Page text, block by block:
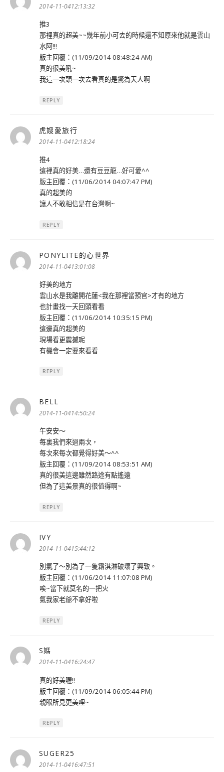
示:
2014-11-0412:13:32
推3
那裡真的超美~~幾年前小可去的時候還不知原來他就是雲山
水阿!!!
版主回覆：(11/09/2014 08:48:24 AM)
真的很美吼~
我這一次頭一次去看真的是驚為天人啊
REPLY
虎嫂愛旅行
示:
2014-11-0412:18:24
推4
這裡真的好美…還有豆豆龍…好可愛^^
版主回覆：(11/06/2014 04:07:47 PM)
真的超美的
讓人不敢相信是在台灣啊~
REPLY
PONYLITE的心世界
2014-11-0413:01:08
好美的地方
雲山水是我離開花蓮<我在那裡當預官>才有的地方
也計畫找一天回頭看看
版主回覆：(11/06/2014 10:35:15 PM)
這邊真的超美的
現場看更震撼呢
有機會一定要來看看
REPLY
BELL
示:
2014-11-0414:50:24
午安安～
每裏我們來過兩次，
每次來每次都覺得好美～^^
版主回覆：(11/09/2014 08:53:51 AM)
真的很美這邊雖然路途有點遙遠
但為了這美景真的很值得啊~
REPLY
IVY
示:
2014-11-0415:44:12
別氣了～別為了一隻霜淇淋破壞了興致。
版主回覆：(11/06/2014 11:07:08 PM)
唉~當下就莫名的一把火
氣我家老爺不拿好啦
REPLY
S媽
示:
2014-11-0416:24:47
真的好美喔!!
版主回覆：(11/09/2014 06:05:44 PM)
親眼所見更美哩~
REPLY
SUGER25
示:
2014-11-0416:47:51